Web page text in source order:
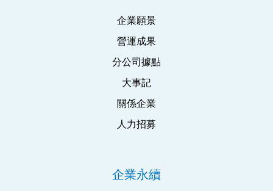
企業願景
營運成果
分公司據點
大事記
關係企業
人力招募
企業永續